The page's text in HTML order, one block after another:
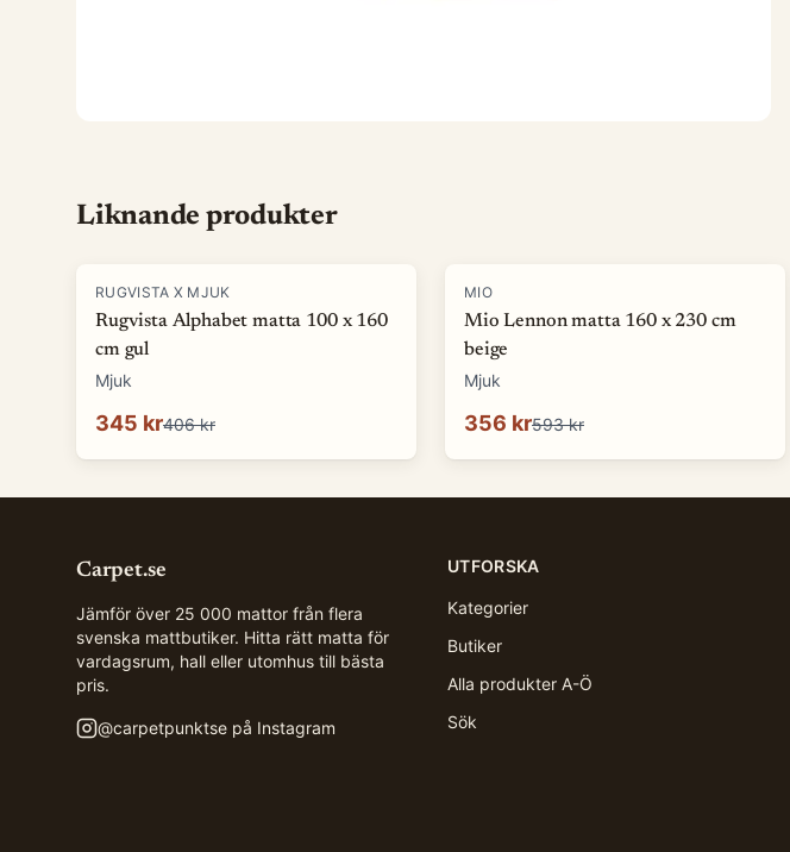
Liknande produkter
-15%
RUGVISTA X MJUK
Rugvista Alphabet matta 100 x 160
cm gul
Mjuk
345 kr406 kr
-40%
MIO
Mio Lennon matta 160 x 230 cm
beige
Mjuk
356 kr593 kr
Carpet.se
Jämför över 25 000 mattor från flera
svenska mattbutiker. Hitta rätt matta för
vardagsrum, hall eller utomhus till bästa
pris.
@carpetpunktse på Instagram
UTFORSKA
Kategorier
Butiker
Alla produkter A-Ö
Sök